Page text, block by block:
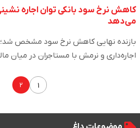
کاهش نرخ سود بانکی توان اجاره
می‌دهد
بازنده نهایی کاهش نرخ سود مشخص شد؛
اجاره‌داری و نرمش با مستاجران در میان
۱ ۲